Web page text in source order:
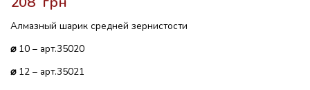
Алмазный шарик средней зернистости
⌀10 – арт.35020
⌀12 – арт.35021